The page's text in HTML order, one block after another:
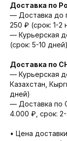
Доставка по
— Доставка до
250 ₽ (срок: 1-2
— Курьерская
(срок: 5-10 дней)
Доставка по
— Курьерская
Казахстан,
дней)
— Доставка по
4.000 ₽, срок:
• Цена